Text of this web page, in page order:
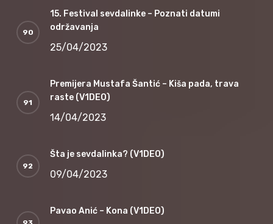
15. Festival sevdalinke – Poznati datumi
održavanja
25/04/2023
Premijera Mustafa Šantić – Kiša pada, trava
raste (V1DEO)
14/04/2023
Šta je sevdalinka? (V1DEO)
09/04/2023
Pavao Anić – Kona (V1DEO)